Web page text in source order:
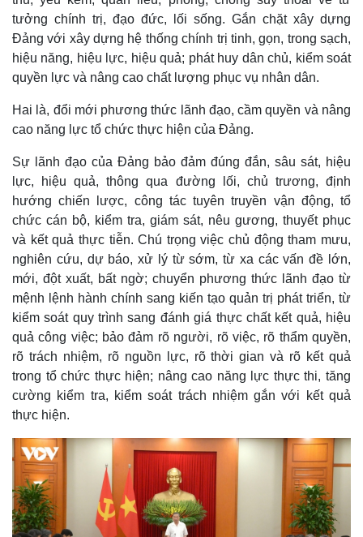
Thế giới
Quan sát
Cuộc sống đó đây
Hồ sơ
Multimedia
Video
Ảnh
E-Magazine
Infographic
tưởng chính trị, đạo đức, lối sống. Gắn chặt xây dựng
Đảng với xây dựng hệ thống chính trị tinh, gọn, trong sạch,
hiệu năng, hiệu lực, hiệu quả; phát huy dân chủ, kiểm soát
quyền lực và nâng cao chất lượng phục vụ nhân dân.
Hai là, đổi mới phương thức lãnh đạo, cầm quyền và nâng
cao năng lực tổ chức thực hiện của Đảng.
Sự lãnh đạo của Đảng bảo đảm đúng đắn, sâu sát, hiệu
lực, hiệu quả, thông qua đường lối, chủ trương, định
hướng chiến lược, công tác tuyên truyền vận động, tổ
chức cán bộ, kiểm tra, giám sát, nêu gương, thuyết phục
và kết quả thực tiễn. Chú trọng việc chủ động tham mưu,
nghiên cứu, dự báo, xử lý từ sớm, từ xa các vấn đề lớn,
mới, đột xuất, bất ngờ; chuyển phương thức lãnh đạo từ
mệnh lệnh hành chính sang kiến tạo quản trị phát triển, từ
kiểm soát quy trình sang đánh giá thực chất kết quả, hiệu
quả công việc; bảo đảm rõ người, rõ việc, rõ thẩm quyền,
rõ trách nhiệm, rõ nguồn lực, rõ thời gian và rõ kết quả
trong tổ chức thực hiện; nâng cao năng lực thực thi, tăng
cường kiểm tra, kiểm soát trách nhiệm gắn với kết quả
thực hiện.